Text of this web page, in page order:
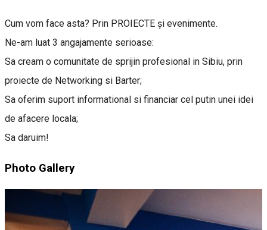
Cum vom face asta? Prin PROIECTE și evenimente.
Ne-am luat 3 angajamente serioase:
Sa cream o comunitate de sprijin profesional in Sibiu, prin
proiecte de Networking si Barter;
Sa oferim suport informational si financiar cel putin unei idei
de afacere locala;
Sa daruim!
Photo Gallery